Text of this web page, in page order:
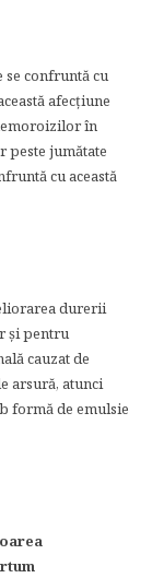
se confruntă cu
afecțiune
în
peste jumătate
cu această
durerii
și pentru
cauzat de
arsură, atunci
formă de emulsie